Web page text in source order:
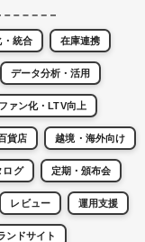
・統合 在庫連携
データ分析・活用
ファン化・LTV向上
貨店 越境・海外向け
ログ 定期・頒布会
レビュー 運用支援
ンドサイト